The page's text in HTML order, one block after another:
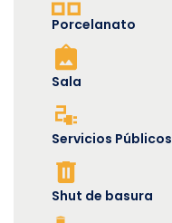
Porcelanato
Sala
Servicios Públicos
Shut de basura